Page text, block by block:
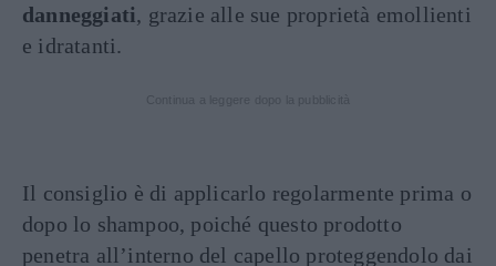
danneggiati, grazie alle sue proprietà emollienti
e idratanti.
Il consiglio è di applicarlo regolarmente prima o
dopo lo shampoo, poiché questo prodotto
penetra all’interno del capello proteggendolo dai